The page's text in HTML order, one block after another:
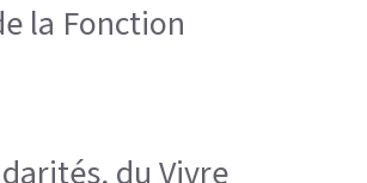
la Fonction
du Vivre